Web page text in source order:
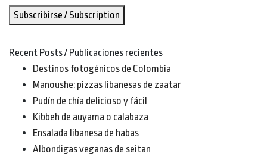
email
Subscribirse / Subscription
Recent Posts / Publicaciones recientes
Destinos fotogénicos de Colombia
Manoushe: pizzas libanesas de zaatar
Pudín de chía delicioso y fácil
Kibbeh de auyama o calabaza
Ensalada libanesa de habas
Albondigas veganas de seitan